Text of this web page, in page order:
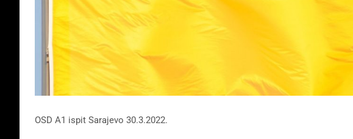
OSD A1 ispit Sarajevo 30.3.2022.